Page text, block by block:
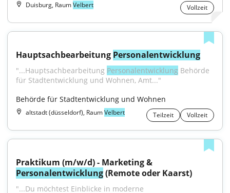
Duisburg, RaumVelbert Vollzeit
Hauptsachbearbeitung Personalentwicklung
"...Hauptsachbearbeitung Personalentwicklung Behörde
für Stadtentwicklung und Wohnen, Amt..."
Behörde für Stadtentwicklung und Wohnen
altstadt (düsseldorf), RaumVelbert Teilzeit Vollzeit
Personalentwicklung (Remote oder Kaarst)